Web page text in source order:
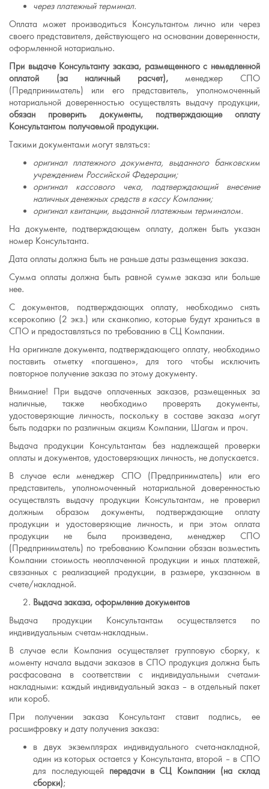
через платежный терминал.
Оплата может производиться Консультантом лично или через
своего представителя, действующего на основании доверенности,
оформленной нотариально.
При выдаче Консультанту заказа, размещенного с немедленной
оплатой
(за наличный расчет),менеджер СПО
(Предприниматель) или его представитель, уполномоченный
нотариальной доверенностью осуществлять выдачу продукции,
обязан проверить документы, подтверждающие оплату
Консультантом получаемой продукции.
Такими документами могут являться:
оригинал платежного документа, выданного банковским
учреждением Российской Федерации;
оригинал кассового чека, подтверждающий внесение
наличных денежных средств в кассу Компании;
оригинал квитанции, выданной платежным терминалом.
На документе, подтверждающем оплату, должен быть указан
номер Консультанта.
Дата оплаты должна быть не раньше даты размещения заказа.
Сумма оплаты должна быть равной сумме заказа или больше
нее.
С документов, подтверждающих оплату, необходимо снять
ксерокопию (2 экз.) или сканкопию, которые будут храниться в
СПО и предоставляться по требованию в СЦ Компании.
На оригинале документа, подтверждающего оплату, необходимо
поставить отметку «погашено», для того чтобы исключить
повторное получение заказа по этому документу.
Внимание! При выдаче оплаченных заказов, размещенных за
наличные, также необходимо проверять документы,
удостоверяющие личность, поскольку в составе заказа могут
быть подарки по различным акциям Компании, Шагам и проч.
Выдача продукции Консультантам без надлежащей проверки
оплаты и документов, удостоверяющих личность, не допускается.
В случае если менеджер СПО (Предприниматель) или его
представитель, уполномоченный нотариальной доверенностью
осуществлять выдачу продукции Консультантам, не проверил
должным образом документы, подтверждающие оплату
продукции и удостоверяющие личность, и при этом оплата
продукции не была произведена, менеджер СПО
(Предприниматель) по требованию Компании обязан возместить
Компании стоимость неоплаченной продукции и иных платежей,
связанных с реализацией продукции, в размере, указанном в
счете/накладной.
Выдача заказа, оформление документов
Выдача продукции Консультантам осуществляется по
индивидуальным счетам-накладным.
В случае если Компания осуществляет групповую сборку, к
моменту начала выдачи заказов в СПО продукция должна быть
расфасована в соответствии с индивидуальными счетами-
накладными: каждый индивидуальный заказ – в отдельный пакет
или короб.
При получении заказа Консультант ставит подпись, ее
расшифровку и дату получения заказа:
в двух экземплярах индивидуального счета-накладной,
один из которых остается у Консультанта, второй – в СПО
для последующей передачи в СЦ Компании (на склад
сборки);